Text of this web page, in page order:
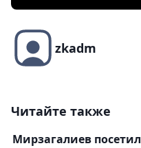
zkadm
Читайте также
Мирзагалиев посетил